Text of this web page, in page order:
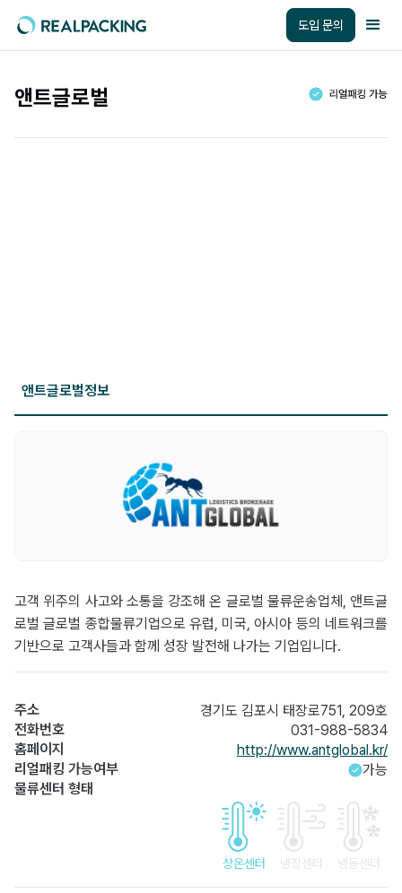
도입 문의
앤트글로벌
앤트글로벌정보
고객 위주의 사고와 소통을 강조해 온 글로벌 물류운송업체, 앤트글
로벌 글로벌 종합물류기업으로 유럽, 미국, 아시아 등의 네트워크를
기반으로 고객사들과 함께 성장 발전해 나가는 기업입니다.
주소
경기도 김포시 태장로751, 209호
전화번호
031-988-5834
홈페이지
http://www.antglobal.kr/
리얼패킹 가능여부
가능
물류센터 형태
상온센터 냉장센터 냉동센터